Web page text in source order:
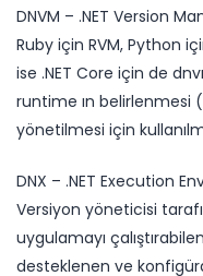
DNVM – .NET Version
Ruby için RVM, Python
ise .NET Core için de
runtime ın belirlenmesi
yönetilmesi için
DNX – .NET Execution
Versiyon yöneticisi
uygulamayı
desteklenen ve